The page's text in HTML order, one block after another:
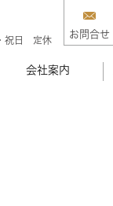
祝日 定休
お問合せ
会社案内